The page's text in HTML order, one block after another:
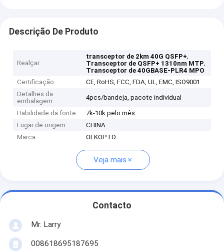
Descrição De Produto
Realçar
transceptor de 2km 40G QSFP+,
Transceptor de QSFP+ 1310nm MTP,
Transceptor de 40GBASE-PLR4 MPO
Certificação
CE, RoHS, FCC, FDA, UL, EMC, ISO9001
Detalhes da
embalagem
4pcs/bandeja, pacote individual
Habilidade da fonte
7k-10k pelo mês
Lugar de origem
CHINA
Marca
OLKOPTO
Veja mais
Contacto
Mr. Larry
008618695187695